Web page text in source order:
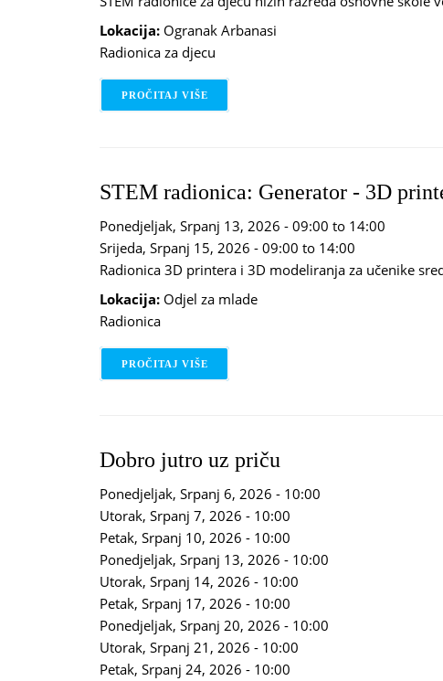
Lokacija: Ogranak Arbanasi
Radionica za djecu
PROČITAJ VIŠE
STEM radionica: Generator - 3D
Ponedjeljak, Srpanj 13, 2026 - 09:00 to 14:00
Srijeda, Srpanj 15, 2026 - 09:00 to 14:00
Radionica 3D printera i 3D modeliranja za učenike
Lokacija: Odjel za mlade
Radionica
PROČITAJ VIŠE
Dobro jutro uz priču
Ponedjeljak, Srpanj 6, 2026 - 10:00
Utorak, Srpanj 7, 2026 - 10:00
Petak, Srpanj 10, 2026 - 10:00
Ponedjeljak, Srpanj 13, 2026 - 10:00
Utorak, Srpanj 14, 2026 - 10:00
Petak, Srpanj 17, 2026 - 10:00
Ponedjeljak, Srpanj 20, 2026 - 10:00
Utorak, Srpanj 21, 2026 - 10:00
Petak, Srpanj 24, 2026 - 10:00